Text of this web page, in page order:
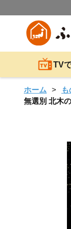
TV
ホーム
無選別 北木